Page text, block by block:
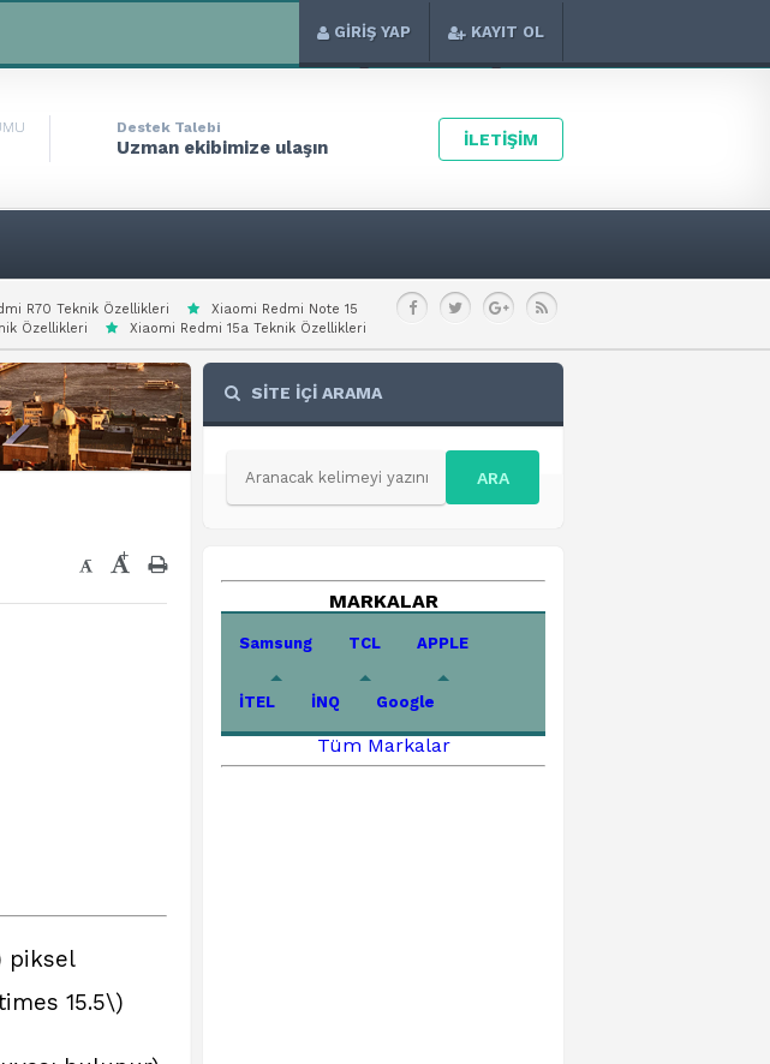
GİRİŞ YAP KAYIT OL
Destek Talebi
Uzman ekibimize ulaşın İLETİŞİM
R70 Teknik Özellikleri
Xiaomi Redmi Note 15
Özellikleri Xiaomi Redmi 15a Teknik Özellikleri
- +
piksel
15.5\)
SİTE İÇİ ARAMA
ARA
MARKALAR
Samsung TCL APPLE
İTEL İNQ Google
Tüm Markalar